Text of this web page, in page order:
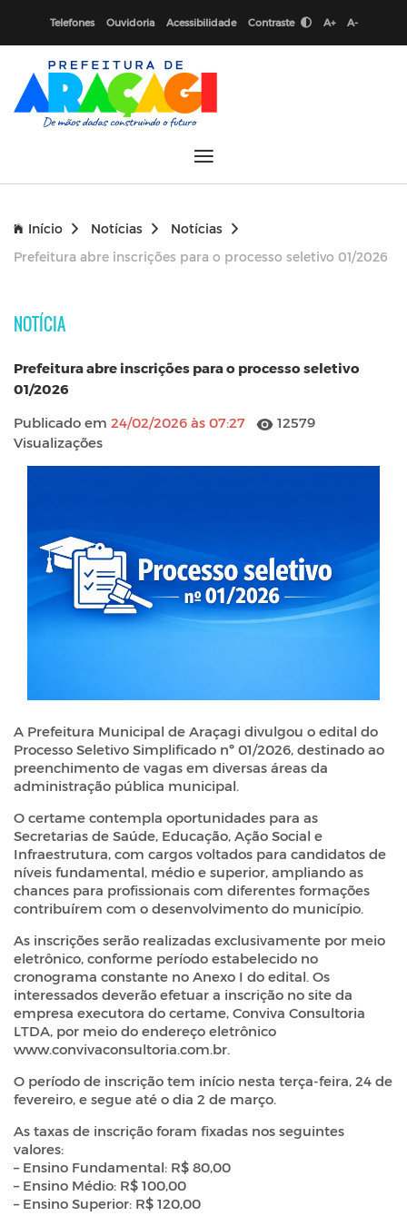
Telefones Ouvidoria Acessibilidade Contraste A+ A-
Início Notícias
Notícias
Prefeitura abre inscrições para o processo seletivo 01/2026
NOTÍCIA
Prefeitura abre inscrições para o processo seletivo
01/2026
Publicado em 24/02/2026 às 07:27
12579
Visualizações
A Prefeitura Municipal de Araçagi divulgou o edital do
Processo Seletivo Simplificado nº 01/2026, destinado ao
preenchimento de vagas em diversas áreas da
administração pública municipal.
O certame contempla oportunidades para as
Secretarias de Saúde, Educação, Ação Social e
Infraestrutura, com cargos voltados para candidatos de
níveis fundamental, médio e superior, ampliando as
chances para profissionais com diferentes formações
contribuírem com o desenvolvimento do município.
As inscrições serão realizadas exclusivamente por meio
eletrônico, conforme período estabelecido no
cronograma constante no Anexo I do edital. Os
interessados deverão efetuar a inscrição no site da
empresa executora do certame, Conviva Consultoria
LTDA, por meio do endereço eletrônico
www.convivaconsultoria.com.br.
O período de inscrição tem início nesta terça-feira, 24 de
fevereiro, e segue até o dia 2 de março.
As taxas de inscrição foram fixadas nos seguintes
valores:
– Ensino Fundamental: R$ 80,00
– Ensino Médio: R$ 100,00
– Ensino Superior: R$ 120,00